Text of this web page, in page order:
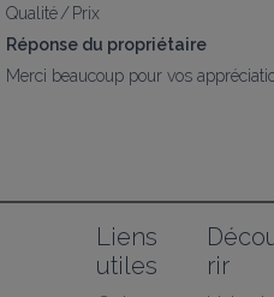
Qualité / Prix
Réponse du propriétaire
Merci beaucoup pour vos
Liens
utiles
rir